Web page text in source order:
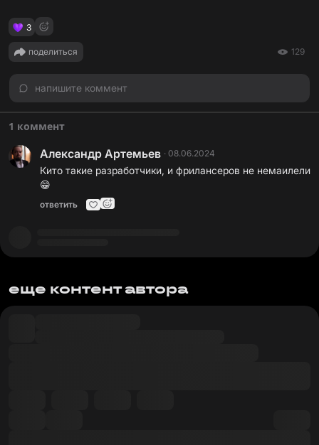
3
поделиться 129
напишите коммент
1 коммент
Александр Артемьев · 08.06.2024
Кито такие разработчики, и фрилансеров не немаилели
😁
ответить
еще контент автора